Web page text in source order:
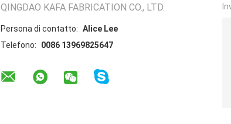
QINGDAO KAFA FABRICATION CO., LTD.
Persona di contatto: Alice Lee
Telefono:
0086 13969825647